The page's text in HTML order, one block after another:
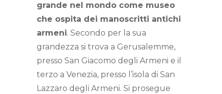
grande nel mondo come museo
che ospita dei manoscritti antichi
armeni. Secondo per la sua
grandezza si trova a Gerusalemme,
presso San Giacomo degli Armeni e il
terzo a Venezia, presso l’isola di San
Lazzaro degli Armeni. Si prosegue